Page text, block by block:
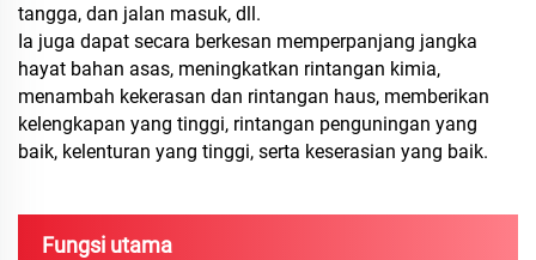
tangga, dan jalan masuk, dll.
Ia juga dapat secara berkesan memperpanjang jangka
hayat bahan asas, meningkatkan rintangan kimia,
menambah kekerasan dan rintangan haus, memberikan
kelengkapan yang tinggi, rintangan penguningan yang
baik, kelenturan yang tinggi, serta keserasian yang baik.
Fungsi utama